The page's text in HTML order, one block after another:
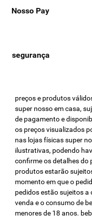
Nosso Pay
preços e produtos
super nosso em casa,
de pagamento e
os preços visualizados
nas lojas físicas super
ilustrativas, podendo
confirme os detalhes do
produtos estarão
momento em que o
pedidos estão sujeitos
venda e o consumo de
menores de 18 anos.